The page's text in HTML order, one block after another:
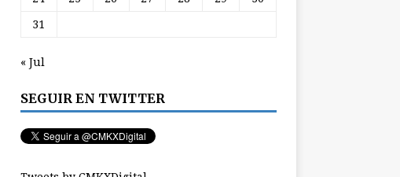
31
« Jul
SEGUIR EN TWITTER